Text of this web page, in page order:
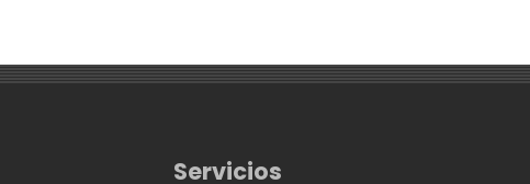
Servicios